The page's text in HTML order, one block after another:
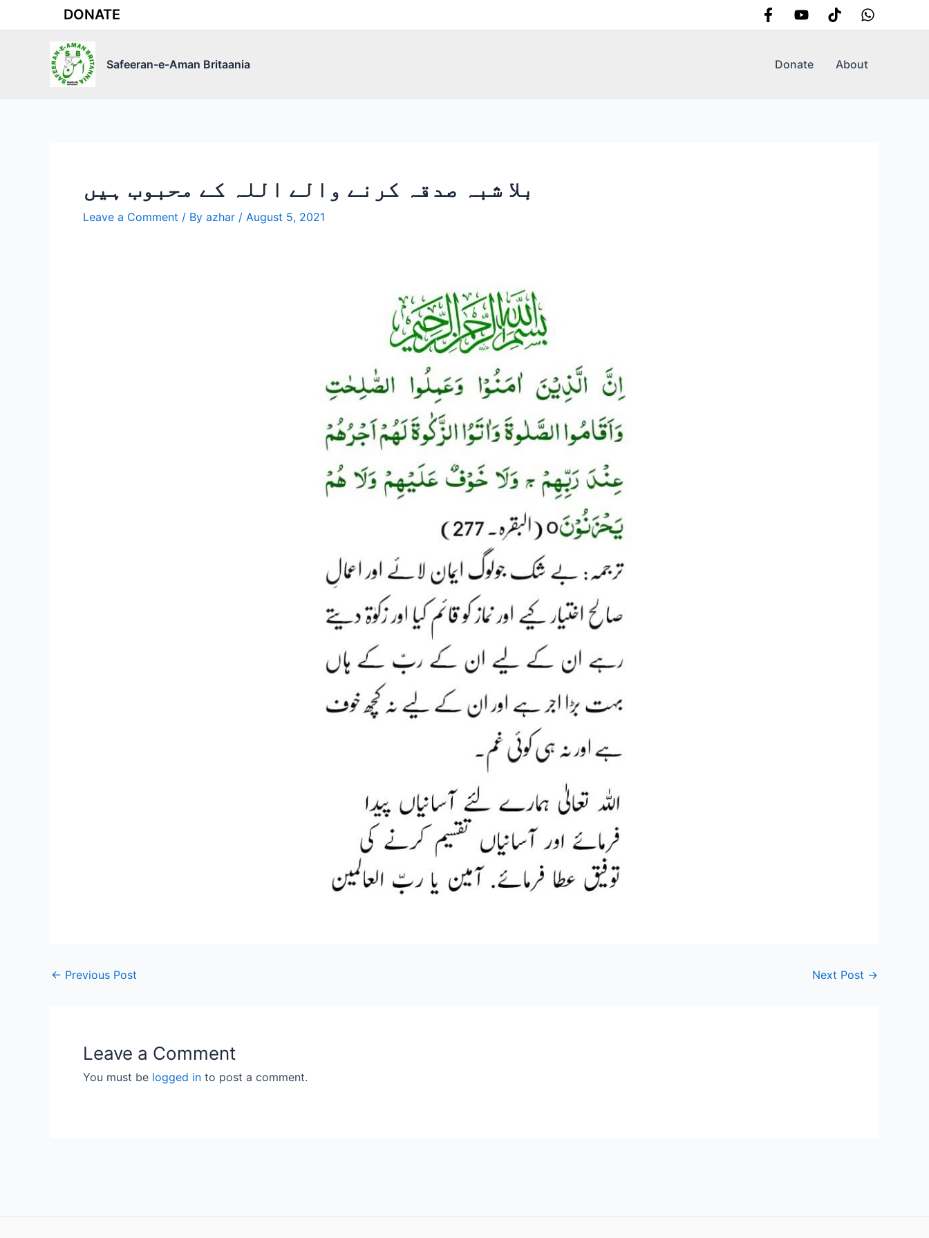
to
DONATE
Safeeran-e-Aman Britaania Donate About
بلا شبہ صدقہ کرنے والے اللہ کے محبوب ہیں
Leave a Comment / By azhar / August 5, 2021
← Previous Post Next Post →
Leave a Comment
You must be logged in to post a comment.